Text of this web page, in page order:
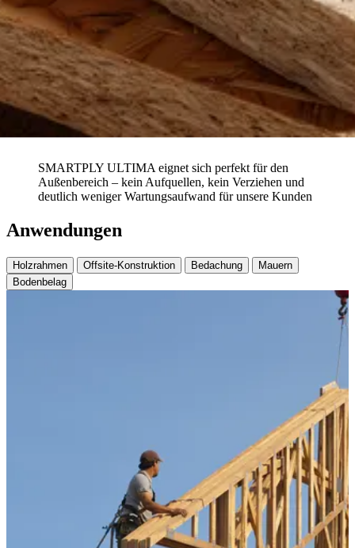
SMARTPLY ULTIMA eignet sich perfekt für den
Außenbereich – kein Aufquellen, kein Verziehen und
deutlich weniger Wartungsaufwand für unsere Kunden
Anwendungen
Holzrahmen Offsite-Konstruktion Bedachung
Mauern
Bodenbelag